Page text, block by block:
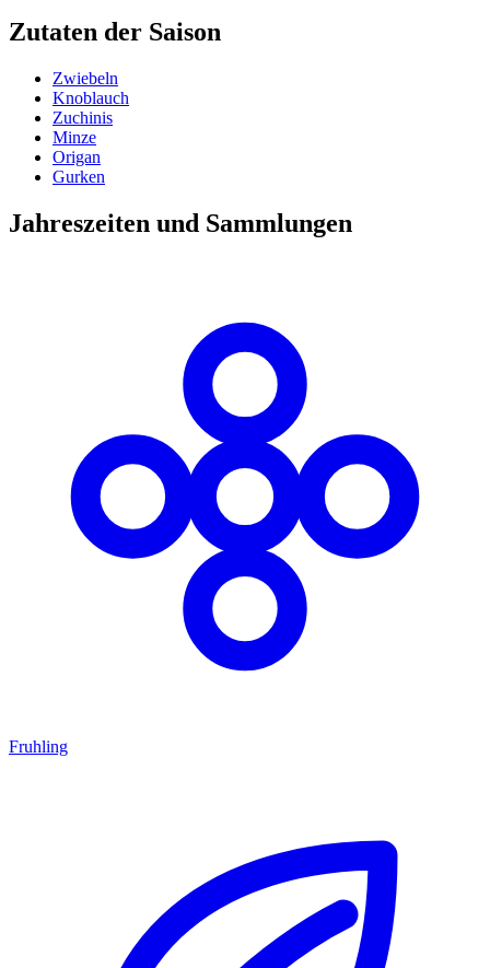
Zutaten der Saison
Zwiebeln
Knoblauch
Zuchinis
Minze
Origan
Gurken
Jahreszeiten und Sammlungen
Fruhling